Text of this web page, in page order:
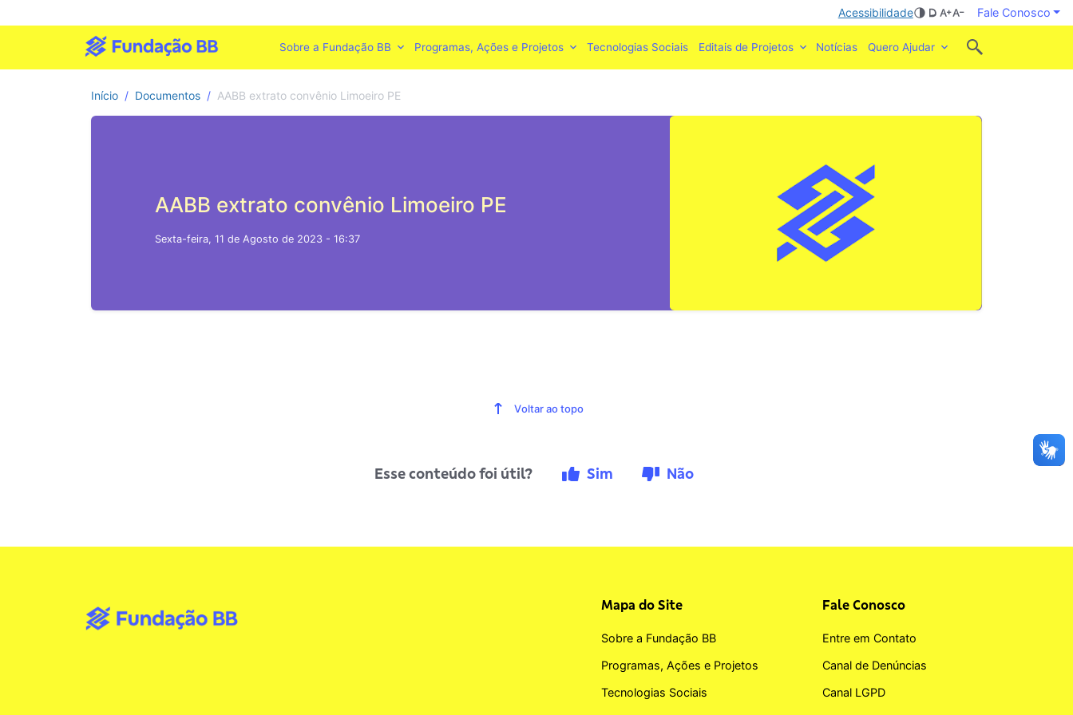
Acessibilidade Fale Conosco
Sobre a Fundação BB Programas, Ações e Projetos Tecnologias Sociais Editais de Projetos Notícias Quero Ajudar
Início Documentos AABB extrato convênio Limoeiro PE
AABB extrato convênio Limoeiro PE
Sexta-feira, 11 de Agosto de 2023 - 16:37
Voltar ao topo
Esse conteúdo foi útil? Sim Não
Mapa do Site
Sobre a Fundação BB
Programas, Ações e Projetos
Tecnologias Sociais
Fale Conosco
Entre em Contato
Canal de Denúncias
Canal LGPD